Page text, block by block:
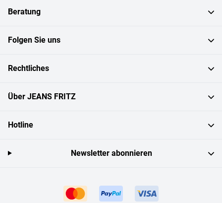
Beratung
Folgen Sie uns
Rechtliches
Über JEANS FRITZ
Hotline
Newsletter abonnieren